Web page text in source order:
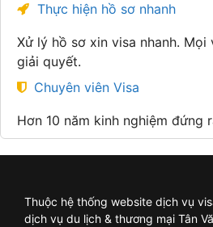
Thực hiện hồ sơ nhanh
Xử lý hồ sơ xin visa nhanh. Mọi
giải quyết.
Chuyên viên Visa
Hơn 10 năm kinh nghiệm đứng
Thuộc hệ thống website dịch vụ
dịch vụ du lịch & thương mại Tân